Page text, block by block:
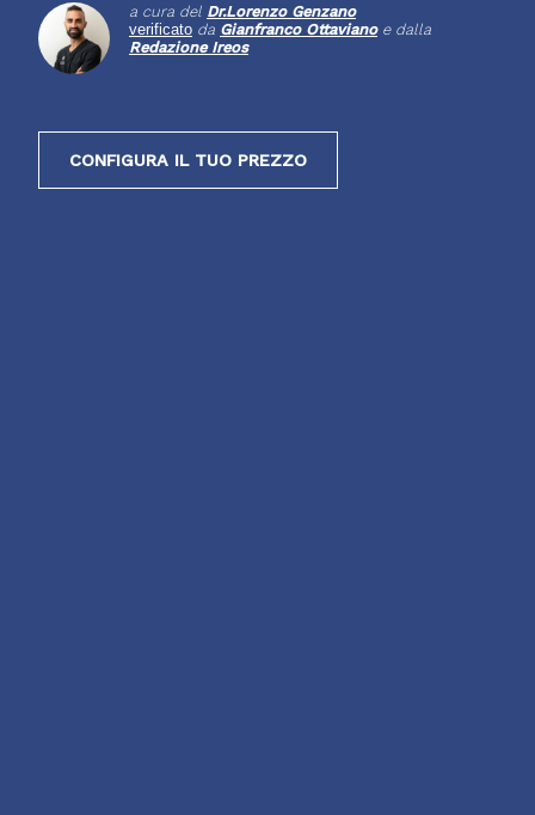
a cura del Dr.Lorenzo Genzano
verificato da Gianfranco Ottavianoe dalla
Redazione Ireos
CONFIGURA IL TUO PREZZO